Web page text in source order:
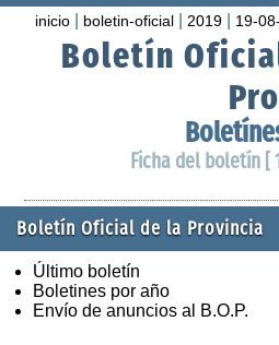
inicio boletin-oficial 2019 19-
Boletín
Ficha del boletín [
Boletín Oficial de la Provincia
Último boletín
Boletines por año
Envío de anuncios al B.O.P.